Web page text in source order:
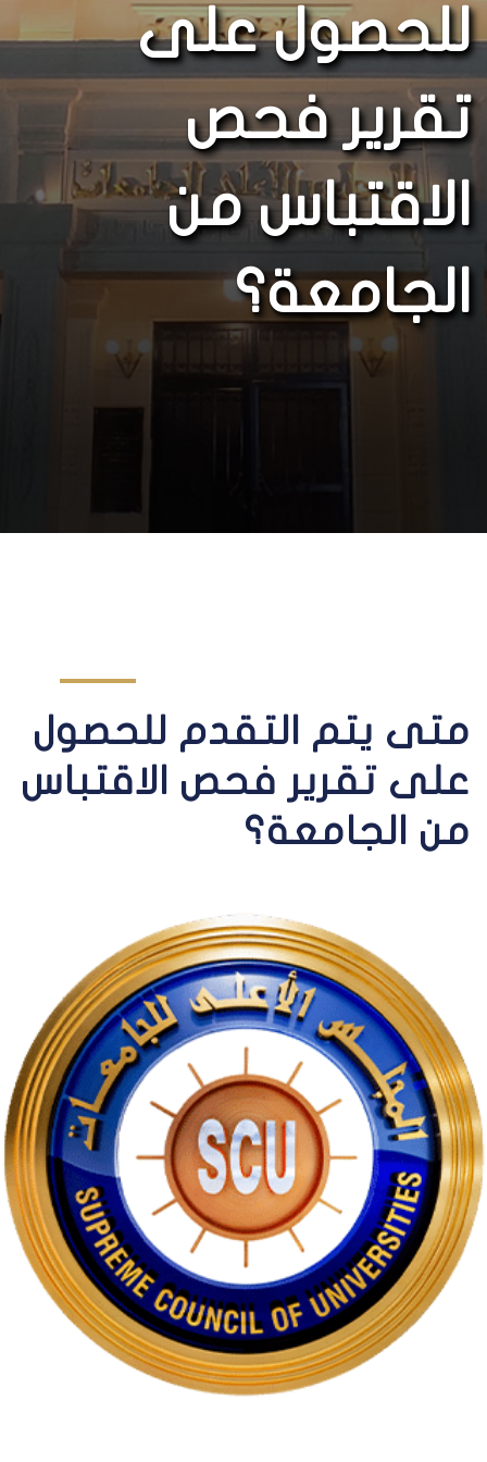
للحصول على
تقرير فحص
الاقتباس من
الجامعة؟
متى يتم التقدم للحصول
على تقرير فحص الاقتباس
من الجامعة؟